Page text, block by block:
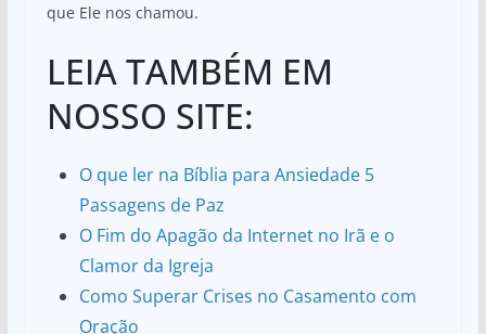
que Ele nos chamou.
LEIA TAMBÉM EM
NOSSO SITE:
O que ler na Bíblia para Ansiedade 5
Passagens de Paz
O Fim do Apagão da Internet no Irã e o
Clamor da Igreja
Como Superar Crises no Casamento com
Oração